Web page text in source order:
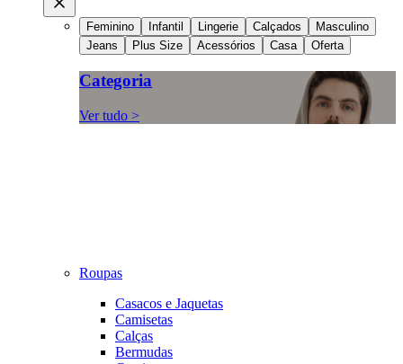
Feminino Infantil Lingerie Calçados
Masculino
Jeans
Plus Size Acessórios Casa Oferta
Categoria
Ver tudo >
Roupas
Casacos e Jaquetas
Camisetas
Calças
Bermudas